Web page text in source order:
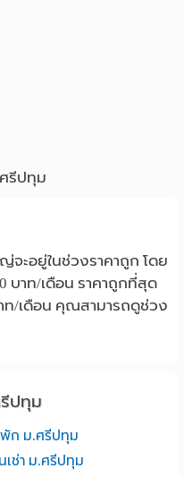
รีปทุม
จะอยู่ในช่วงราคาถูก โดย
บาท/เดือน ราคาถูกที่สุด
ท/เดือน คุณสามารถดูช่วง
รีปทุม
ก ม.ศรีปทุม
เช่า ม.ศรีปทุม